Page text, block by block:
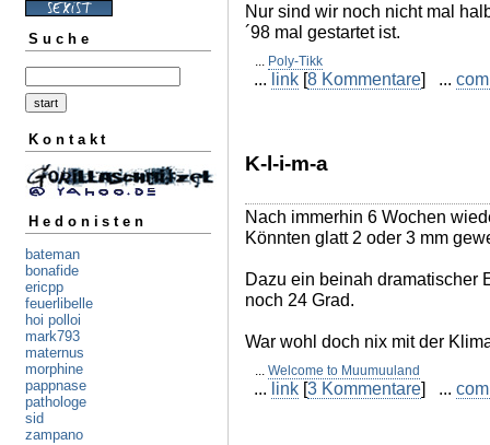
Suche
Kontakt
Hedonisten
bateman
bonafide
ericpp
feuerlibelle
hoi polloi
mark793
maternus
morphine
pappnase
pathologe
sid
zampano
Nur sind wir noch nicht mal
´98 mal gestartet ist.
... Poly-Tikk
... link [8 Kommentare] ...
K-l-i-m-a
Nach immerhin 6 Wochen
Könnten glatt 2 oder 3 mm
Dazu ein beinah dramatischer
noch 24 Grad.
War wohl doch nix mit der
... Welcome to Muumuuland
... link [3 Kommentare] ...